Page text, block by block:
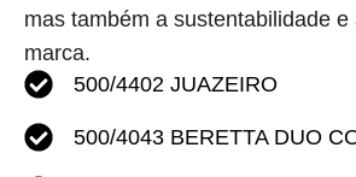
mas também a sustentabilidade
marca.
500/4402 JUAZEIRO
500/4043 BERETTA DUO